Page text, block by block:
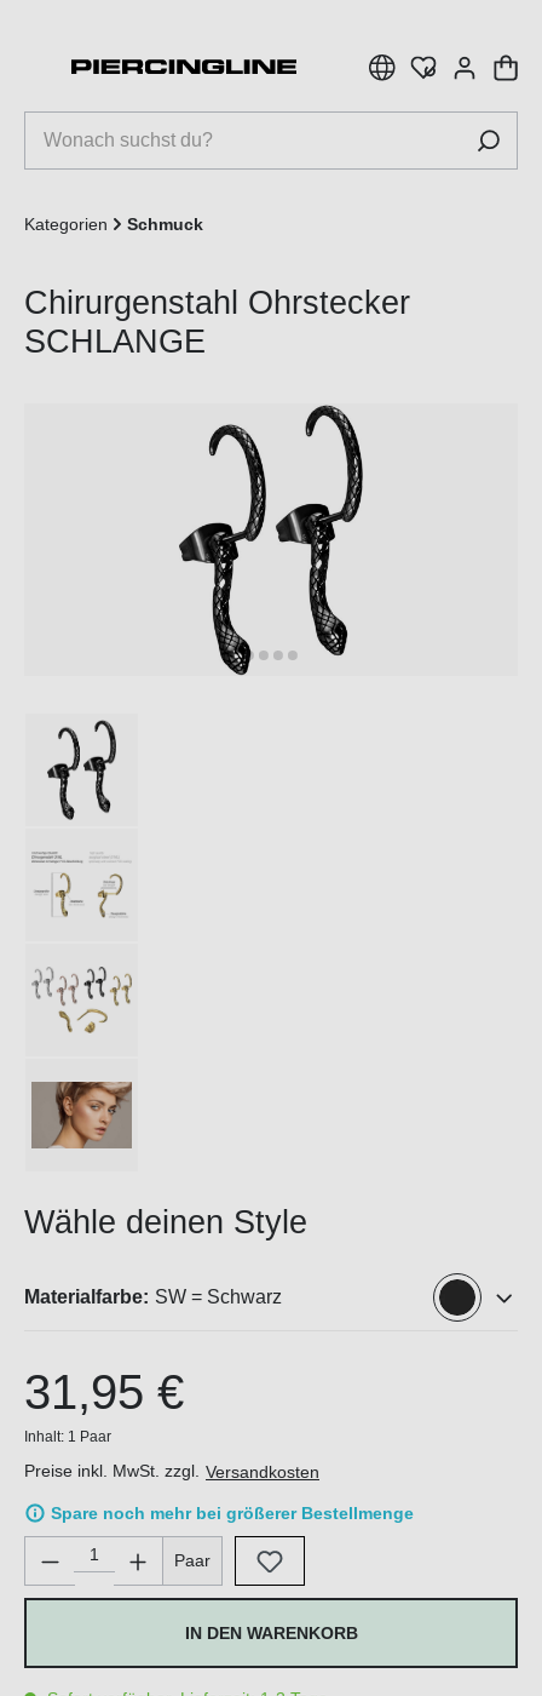
Kategorien Schmuck
Chirurgenstahl Ohrstecker
SCHLANGE
Wähle deinen Style
Materialfarbe: SW = Schwarz
31,95 €
Inhalt: 1 Paar
Preise inkl. MwSt. zzgl. Versandkosten
Spare noch mehr bei größerer Bestellmenge
Produkt Anzahl: Gib den gewünschten Wert ein oder
Paar
IN DEN WARENKORB